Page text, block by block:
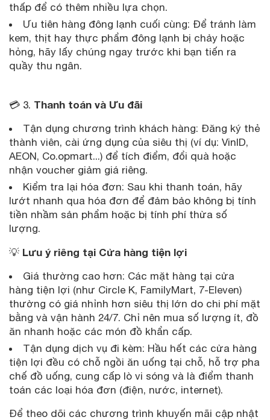
thấp để có thêm nhiều lựa chọn.
Ưu tiên hàng đông lạnh cuối cùng: Để tránh làm
kem, thịt hay thực phẩm đông lạnh bị chảy hoặc
hỏng, hãy lấy chúng ngay trước khi bạn tiến ra
quầy thu ngân.
💳 3. Thanh toán và Ưu đãi
Tận dụng chương trình khách hàng: Đăng ký thẻ
thành viên, cài ứng dụng của siêu thị (ví dụ: VinID,
AEON, Co.opmart...) để tích điểm, đổi quà hoặc
nhận voucher giảm giá riêng.
Kiểm tra lại hóa đơn: Sau khi thanh toán, hãy
lướt nhanh qua hóa đơn để đảm bảo không bị tính
tiền nhầm sản phẩm hoặc bị tính phí thừa số
lượng.
💡 Lưu ý riêng tại Cửa hàng tiện lợi
Giá thường cao hơn: Các mặt hàng tại cửa
hàng tiện lợi (như Circle K, FamilyMart, 7-Eleven)
thường có giá nhỉnh hơn siêu thị lớn do chi phí mặt
bằng và vận hành 24/7. Chỉ nên mua số lượng ít, đồ
ăn nhanh hoặc các món đồ khẩn cấp.
Tận dụng dịch vụ đi kèm: Hầu hết các cửa hàng
tiện lợi đều có chỗ ngồi ăn uống tại chỗ, hỗ trợ pha
chế đồ uống, cung cấp lò vi sóng và là điểm thanh
toán các loại hóa đơn (điện, nước, internet).
Để theo dõi các chương trình khuyến mãi cập nhật